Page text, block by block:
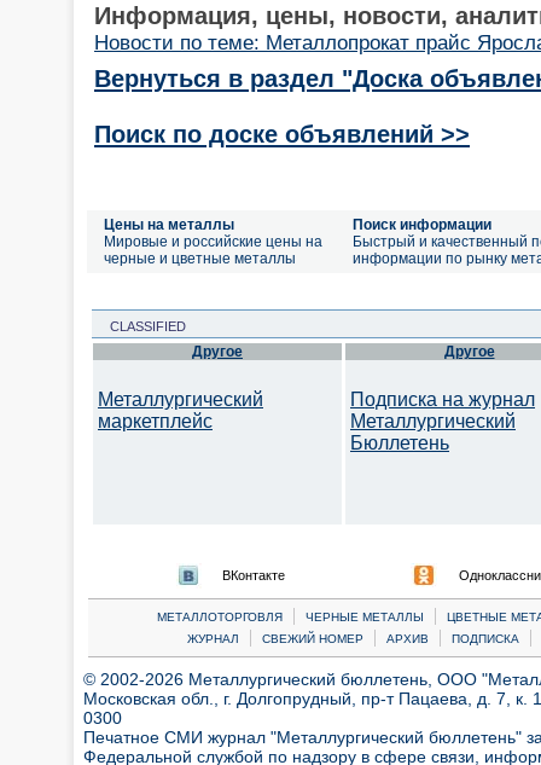
Информация, цены, новости,
Новости по теме: Металлопрокат прайс
Вернуться в раздел "Доска
Поиск по доске объявлений >>
Цены на металлы
Мировые и российские цены на
черные и цветные металлы
Поиск информации
Быстрый и качественный
информации по рынку
CLASSIFIED
Другое
Металлургический
маркетплейс
Другое
Подписка на журнал
Металлургический
Бюллетень
ВКонтакте
МЕТАЛЛОТОРГОВЛЯ | ЧЕРНЫЕ МЕТАЛЛЫ |
ЦВЕТНЫЕ
ЖУРНАЛ
| СВЕЖИЙ НОМЕР | АРХИВ | ПОДПИСКА |
© 2002-2026 Металлургический бюллетень, ООО
Московская обл., г. Долгопрудный, пр-т Пацаева, д. 7,
0300
Печатное СМИ журнал "Металлургический бюллетень"
Федеральной службой по надзору в сфере связи,